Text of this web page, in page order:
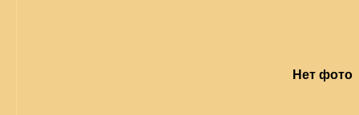
Нет фото